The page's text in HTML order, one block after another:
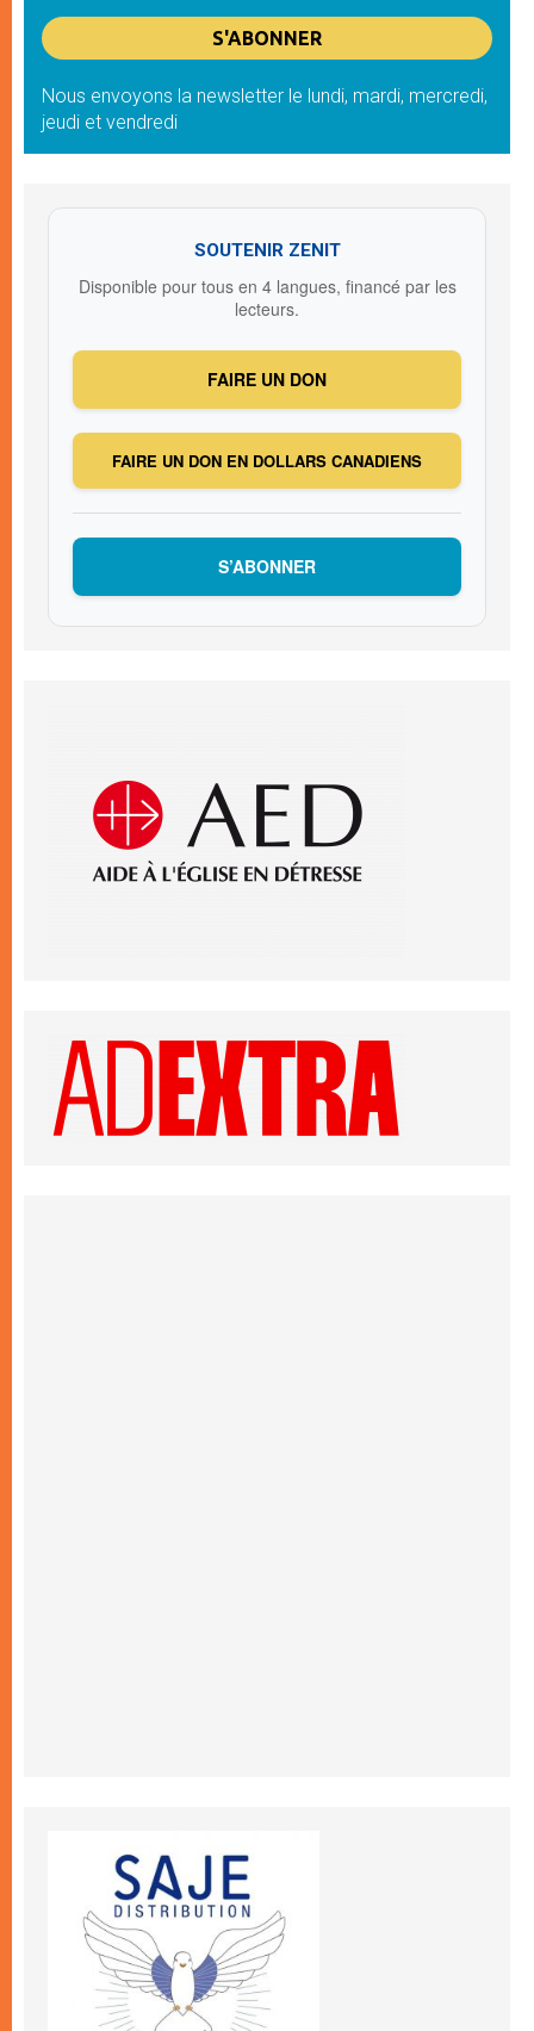
Nous envoyons la newsletter le lundi, mardi, mercredi,
jeudi et vendredi
SOUTENIR ZENIT
Disponible pour tous en 4 langues, financé par les
lecteurs.
FAIRE UN DON
FAIRE UN DON EN DOLLARS CANADIENS
S’ABONNER